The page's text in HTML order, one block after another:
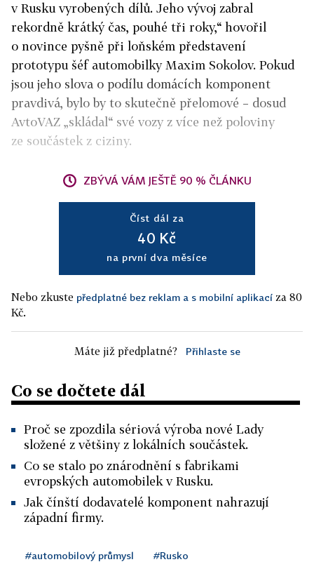
v Rusku vyrobených dílů. Jeho vývoj zabral
rekordně krátký čas, pouhé tři roky,“ hovořil
o novince pyšně při loňském představení
prototypu šéf automobilky Maxim Sokolov. Pokud
jsou jeho slova o podílu domácích komponent
pravdivá, bylo by to skutečně přelomové – dosud
AvtoVAZ „skládal“ své vozy z více než poloviny
ze součástek z ciziny.
ZBÝVÁ VÁM JEŠTĚ 90 % ČLÁNKU
Číst dál za
40 Kč
na první dva měsíce
Nebo zkuste předplatné bez reklam a s mobilní aplikací za 80
Kč.
Máte již předplatné? Přihlaste se
Co se dočtete dál
Proč se zpozdila sériová výroba nové Lady
složené z většiny z lokálních součástek.
Co se stalo po znárodnění s fabrikami
evropských automobilek v Rusku.
Jak čínští dodavatelé komponent nahrazují
západní firmy.
#automobilový průmysl #Rusko